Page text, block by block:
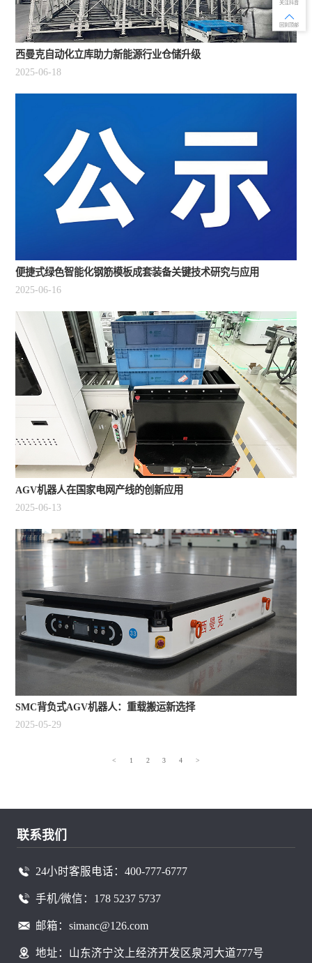
关注抖音
回到顶部
西曼克自动化立库助力新能源行业仓储升级
2025-06-18
便捷式绿色智能化钢筋模板成套装备关键技术研究与应用
2025-06-16
AGV机器人在国家电网产线的创新应用
2025-06-13
SMC背负式AGV机器人：重载搬运新选择
2025-05-29
< 1 2 3 4 >
联系我们
24小时客服电话：400-777-6777
手机/微信：178 5237 5737
邮箱：simanc@126.com
地址：山东济宁汶上经济开发区泉河大道777号